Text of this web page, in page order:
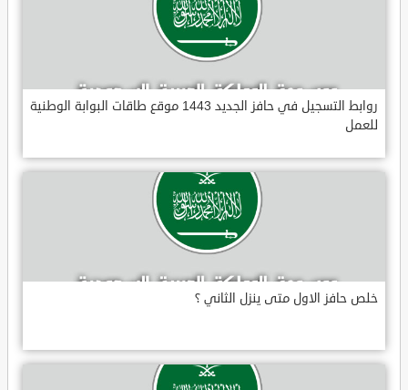
روابط التسجيل في حافز الجديد 1443 موقع طاقات البوابة الوطنية
للعمل
خلص حافز الاول متى ينزل الثاني ؟